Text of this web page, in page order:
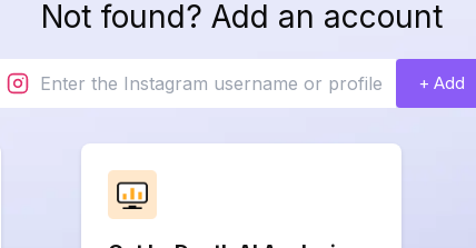
Not found? Add an account
+ Add